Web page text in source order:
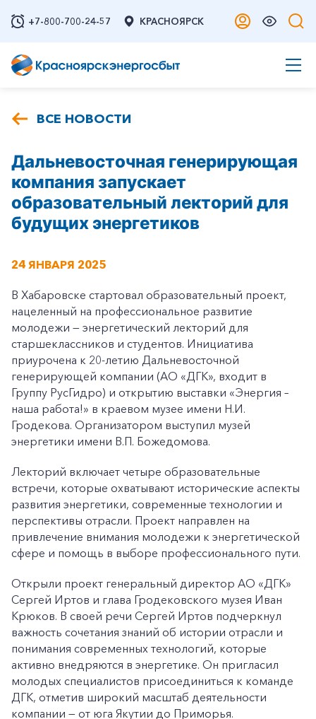
+7-800-700-24-57 КРАСНОЯРСК
ВСЕ НОВОСТИ
Дальневосточная генерирующая
компания запускает
образовательный лекторий для
будущих энергетиков
24 ЯНВАРЯ 2025
В Хабаровске стартовал образовательный проект,
нацеленный на профессиональное развитие
молодежи — энергетический лекторий для
старшеклассников и студентов. Инициатива
приурочена к 20-летию Дальневосточной
генерирующей компании (АО «ДГК», входит в
Группу РусГидро) и открытию выставки «Энергия –
наша работа!» в краевом музее имени Н.И.
Гродекова. Организатором выступил музей
энергетики имени В.П. Божедомова.
Лекторий включает четыре образовательные
встречи, которые охватывают исторические аспекты
развития энергетики, современные технологии и
перспективы отрасли. Проект направлен на
привлечение внимания молодежи к энергетической
сфере и помощь в выборе профессионального пути.
Открыли проект генеральный директор АО «ДГК»
Сергей Иртов и глава Гродековского музея Иван
Крюков. В своей речи Сергей Иртов подчеркнул
важность сочетания знаний об истории отрасли и
понимания современных технологий, которые
активно внедряются в энергетике. Он пригласил
молодых специалистов присоединиться к команде
ДГК, отметив широкий масштаб деятельности
компании — от юга Якутии до Приморья.